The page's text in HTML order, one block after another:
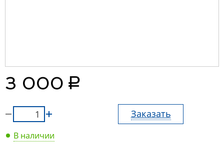
3 000 руб.
Заказать
В наличии